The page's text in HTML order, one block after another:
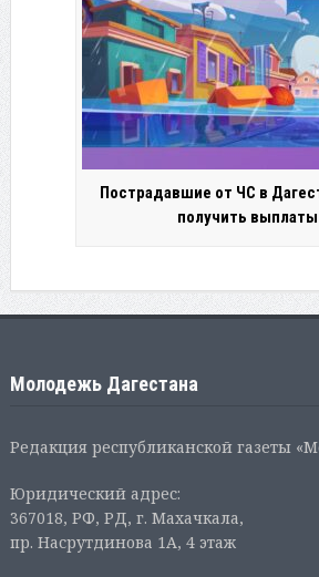
Пострадавшие от ЧС в
получить выплаты
Молодежь Дагестана
Редакция республиканской газеты
Юридический адрес:
367018, РФ, РД, г. Махачкала,
пр. Насрутдинова 1А, 4 этаж